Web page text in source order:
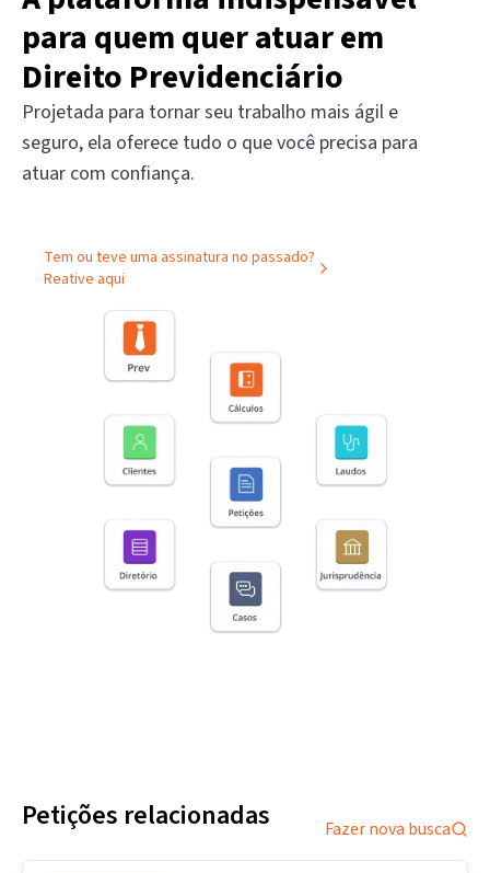
para quem quer atuar em
Direito Previdenciário
Projetada para tornar seu trabalho mais ágil e
seguro, ela oferece tudo o que você precisa para
atuar com confiança.
Tem ou teve uma assinatura no passado?
Reative aqui
Petições relacionadas Fazer nova busca